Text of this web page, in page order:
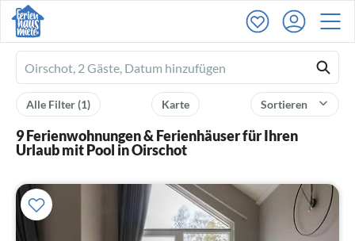
Ferienhausmiete
logo
Sortieren
Karte
Alle Filter(1)
9 Ferienwohnungen & Ferienhäuser für Ihren
Urlaub mit Pool in Oirschot